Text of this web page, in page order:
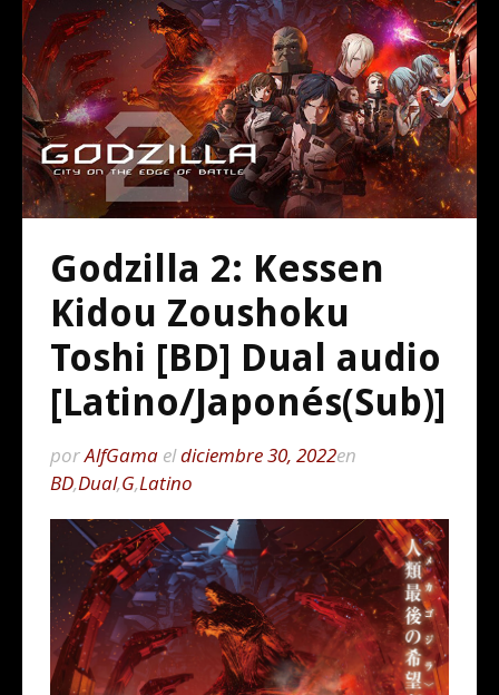
Godzilla 2: Kessen
Kidou Zoushoku
Toshi [BD] Dual audio
[Latino/Japonés(Sub)]
porAlfGama eldiciembre 30, 2022en
BD,Dual,G,Latino